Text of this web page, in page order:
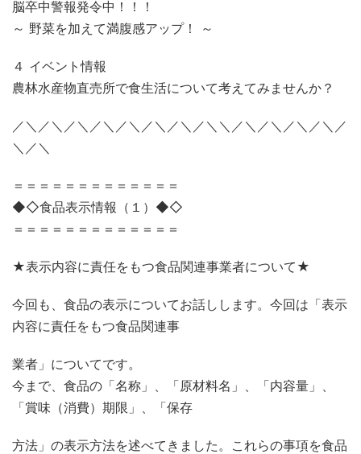
脳卒中警報発令中！！！
～ 野菜を加えて満腹感アップ！ ～
４ イベント情報
農林水産物直売所で食生活について考えてみませんか？
／＼／＼／＼／＼／＼／＼／＼／＼＼／＼／＼／＼／＼／
＼／＼
＝＝＝＝＝＝＝＝＝＝＝＝＝
◆◇食品表示情報（１）◆◇
＝＝＝＝＝＝＝＝＝＝＝＝＝
★表示内容に責任をもつ食品関連事業者について★
今回も、食品の表示についてお話しします。今回は「表示
内容に責任をもつ食品関連事
業者」についてです。
今まで、食品の「名称」、「原材料名」、「内容量」、
「賞味（消費）期限」、「保存
方法」の表示方法を述べてきました。これらの事項を食品